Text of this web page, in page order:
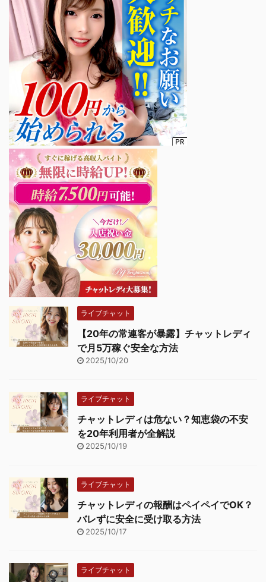
ライブチャット
【20年の常連客が暴露】チャットレディ
で月5万稼ぐ安全な方法
2025/10/20
ライブチャット
チャットレディは危ない？知恵袋の不安
を20年利用者が全解説
2025/10/19
ライブチャット
チャットレディの報酬はペイペイでOK？
バレずに安全に受け取る方法
2025/10/17
ライブチャット